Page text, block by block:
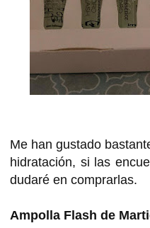
Me han gustado
hidratación, si las
dudaré en comprarlas.
Ampolla Flash de